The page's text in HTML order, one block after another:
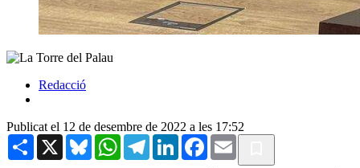
Redacció
Publicat el 12 de desembre de 2022 a les 17:52
Share X BlueskyWhatsAppTelegramLinkedInFacebook
Email